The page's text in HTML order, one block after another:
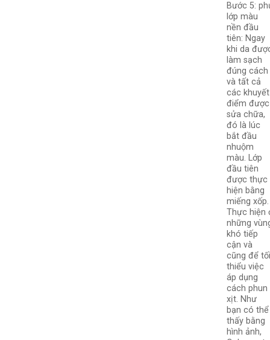
Bước 5:
lớp màu
nền đầu
tiên: Ngay
khi da
làm sạch
đúng cách
và tất cả
các khuyết
điểm được
sửa chữa,
đó là lúc
bắt đầu
nhuộm
màu. Lớp
đầu tiên
được thực
hiện bằng
miếng xốp.
Thực hiện
những
khó tiếp
cận và
cũng để
thiểu việc
áp dụng
cách phun
xịt. Như
bạn có thể
thấy bằng
hình ảnh,